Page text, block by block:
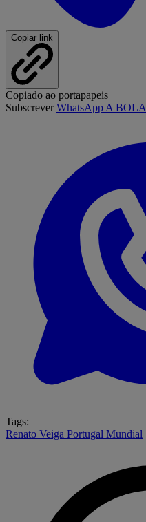
Copiar link
Copiado ao portapapeis
SubscreverWhatsApp A BOLA
Tags:
Renato Veiga Portugal Mundial